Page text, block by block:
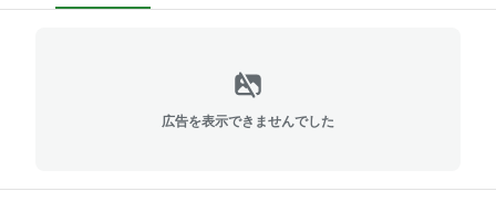
広告を表示できませんでした